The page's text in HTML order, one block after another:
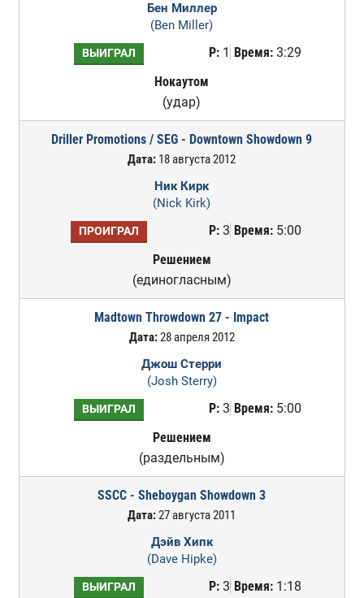
Бен Миллер
(Ben Miller)
ВЫИГРАЛ Р:1 Время:3:29
Нокаутом
(удар)
Driller Promotions / SEG - Downtown Showdown 9
Дата: 18 августа 2012
Ник Кирк
(Nick Kirk)
ПРОИГРАЛ Р:3 Время:5:00
Решением
(единогласным)
Madtown Throwdown 27 - Impact
Дата:28 апреля 2012
Джош Стерри
(Josh Sterry)
ВЫИГРАЛ Р:3 Время:5:00
Решением
(раздельным)
SSCC - Sheboygan Showdown 3
Дата:27 августа 2011
Дэйв Хипк
(Dave Hipke)
ВЫИГРАЛ Р:3 Время:1:18